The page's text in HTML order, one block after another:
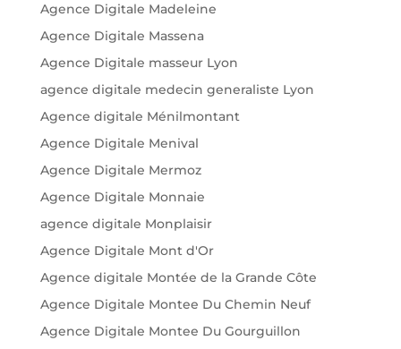
Agence Digitale Madeleine
Agence Digitale Massena
Agence Digitale masseur Lyon
agence digitale medecin generaliste Lyon
Agence digitale Ménilmontant
Agence Digitale Menival
Agence Digitale Mermoz
Agence Digitale Monnaie
agence digitale Monplaisir
Agence Digitale Mont d'Or
Agence digitale Montée de la Grande Côte
Agence Digitale Montee Du Chemin Neuf
Agence Digitale Montee Du Gourguillon